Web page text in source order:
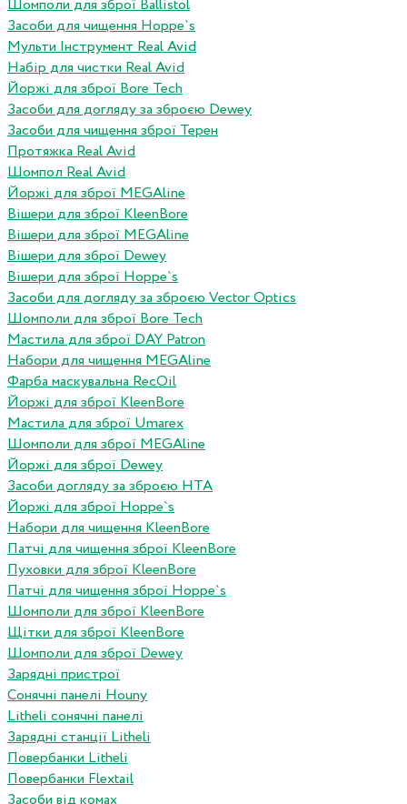
Шомполи для зброї Ballistol
Засоби для чищення Hoppe`s
Мульти Інструмент Real Avid
Набір для чистки Real Avid
Йоржі для зброї Bore Tech
Засоби для догляду за зброєю Dewey
Засоби для чищення зброї Терен
Протяжка Real Avid
Шомпол Real Avid
Йоржі для зброї MEGAline
Вішери для зброї KleenBore
Вішери для зброї MEGAline
Вішери для зброї Dewey
Вішери для зброї Hoppe`s
Засоби для догляду за зброєю Vector Optics
Шомполи для зброї Bore Tech
Мастила для зброї DAY Patron
Набори для чищення MEGAline
Фарба маскувальна RecOil
Йоржі для зброї KleenBore
Мастила для зброї Umarex
Шомполи для зброї MEGAline
Йоржі для зброї Dewey
Засоби догляду за зброєю HTA
Йоржі для зброї Hoppe`s
Набори для чищення KleenBore
Патчі для чищення зброї KleenBore
Пуховки для зброї KleenBore
Патчі для чищення зброї Hoppe`s
Шомполи для зброї KleenBore
Щітки для зброї KleenBore
Шомполи для зброї Dewey
Зарядні пристрої
Сонячні панелі Houny
Litheli сонячні панелі
Зарядні станції Litheli
Повербанки Litheli
Повербанки Flextail